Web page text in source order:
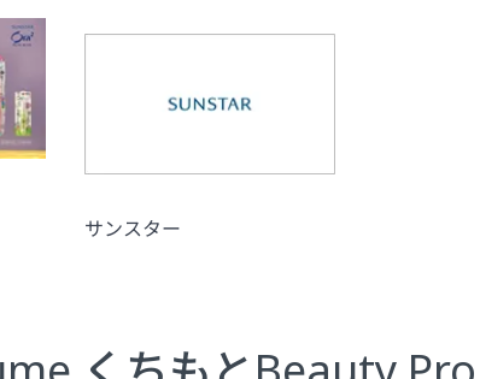
サンスター